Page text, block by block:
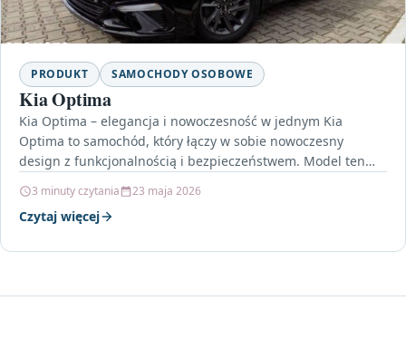
PRODUKT SAMOCHODY OSOBOWE
Kia Optima
Kia Optima – elegancja i nowoczesność w jednym Kia
Optima to samochód, który łączy w sobie nowoczesny
design z funkcjonalnością i bezpieczeństwem. Model ten…
3 minuty czytania 23 maja 2026
Czytaj więcej